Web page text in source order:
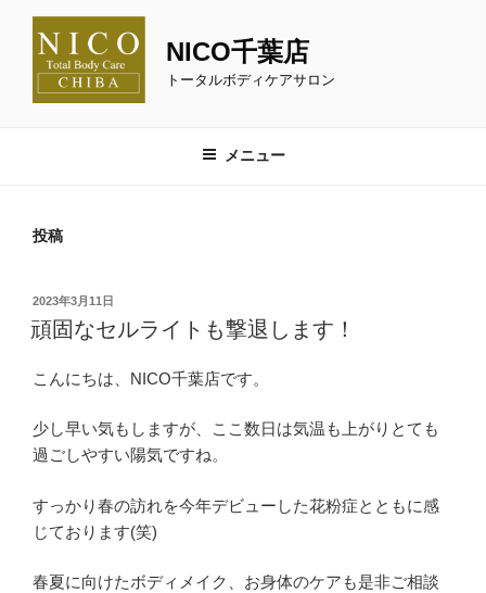
NICO千葉店
トータルボディケアサロン
メニュー
投稿
投
稿
日:
2023年3月11日
頑固なセルライトも撃退します！
こんにちは、NICO千葉店です。
少し早い気もしますが、ここ数日は気温も上がりとても
過ごしやすい陽気ですね。
すっかり春の訪れを今年デビューした花粉症とともに感
じております(笑)
春夏に向けたボディメイク、お身体のケアも是非ご相談